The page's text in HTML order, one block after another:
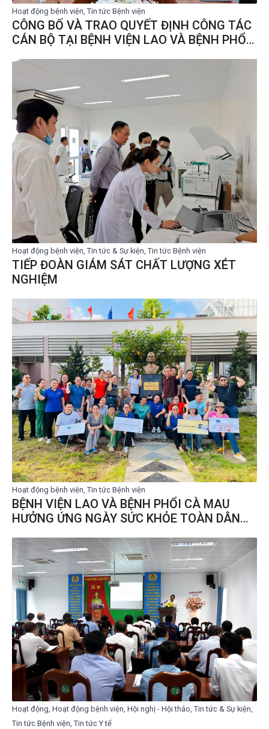
Hoạt động bệnh viện, Tin tức Bệnh viện
CÔNG BỐ VÀ TRAO QUYẾT ĐỊNH CÔNG TÁC
CÁN BỘ TẠI BỆNH VIỆN LAO VÀ BỆNH PHỔI
Hoạt động bệnh viện, Tin tức & Sự kiện, Tin tức Bệnh viện
TIẾP ĐOÀN GIÁM SÁT CHẤT LƯỢNG XÉT
NGHIỆM
Hoạt động bệnh viện, Tin tức Bệnh viện
BỆNH VIỆN LAO VÀ BỆNH PHỔI CÀ MAU
HƯỞNG ỨNG NGÀY SỨC KHỎE TOÀN DÂN
Hoạt động, Hoạt động bệnh viện, Hội nghị - Hội thảo, Tin tức & Sự kiện,
Tin tức Bệnh viện, Tin tức Y tế